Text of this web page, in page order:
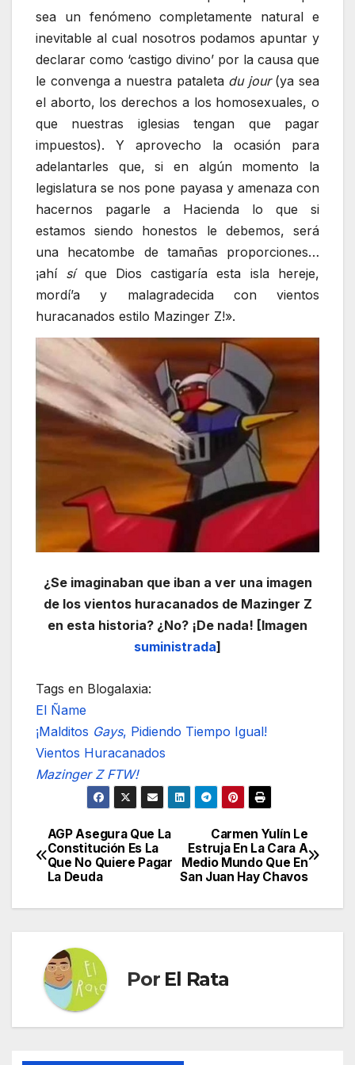
sea un fenómeno completamente natural e
inevitable al cual nosotros podamos apuntar y
declarar como ‘castigo divino’ por la causa que
le convenga a nuestra pataleta du jour(ya sea
el aborto, los derechos a los homosexuales, o
que nuestras iglesias tengan que pagar
impuestos). Y aprovecho la ocasión para
adelantarles que, si en algún momento la
legislatura se nos pone payasa y amenaza con
hacernos pagarle a Hacienda lo que si
estamos siendo honestos le debemos, será
una hecatombe de tamañas proporciones…
¡ahí síque Dios castigaría esta isla hereje,
mordí’a y malagradecida con vientos
huracanados estilo Mazinger Z!».
¿Se imaginaban que iban a ver una imagen
de los vientos huracanados de Mazinger Z
en esta historia? ¿No? ¡De nada! [Imagen
suministrada]
Tags en Blogalaxia:
El Ñame
¡Malditos Gays, Pidiendo Tiempo Igual!
Vientos Huracanados
Mazinger Z FTW!
Navegación
de
entradas
Carmen Yulín Le
Estruja En La Cara A
Medio Mundo Que En
San Juan Hay Chavos
AGP Asegura Que La
Constitución Es La
Que No Quiere Pagar
La Deuda
Por El Rata